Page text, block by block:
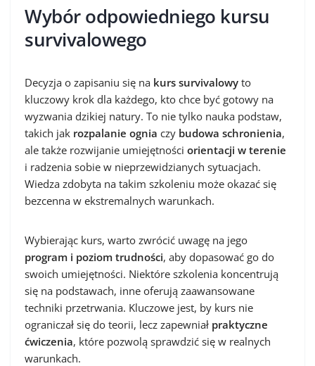
Wybór odpowiedniego kursu
survivalowego
Decyzja o zapisaniu się na kurs survivalowy to
kluczowy krok dla każdego, kto chce być gotowy na
wyzwania dzikiej natury. To nie tylko nauka podstaw,
takich jak rozpalanie ognia czy budowa schronienia,
ale także rozwijanie umiejętności orientacji w terenie
i radzenia sobie w nieprzewidzianych sytuacjach.
Wiedza zdobyta na takim szkoleniu może okazać się
bezcenna w ekstremalnych warunkach.
Wybierając kurs, warto zwrócić uwagę na jego
program i poziom trudności, aby dopasować go do
swoich umiejętności. Niektóre szkolenia koncentrują
się na podstawach, inne oferują zaawansowane
techniki przetrwania. Kluczowe jest, by kurs nie
ograniczał się do teorii, lecz zapewniał praktyczne
ćwiczenia, które pozwolą sprawdzić się w realnych
warunkach.